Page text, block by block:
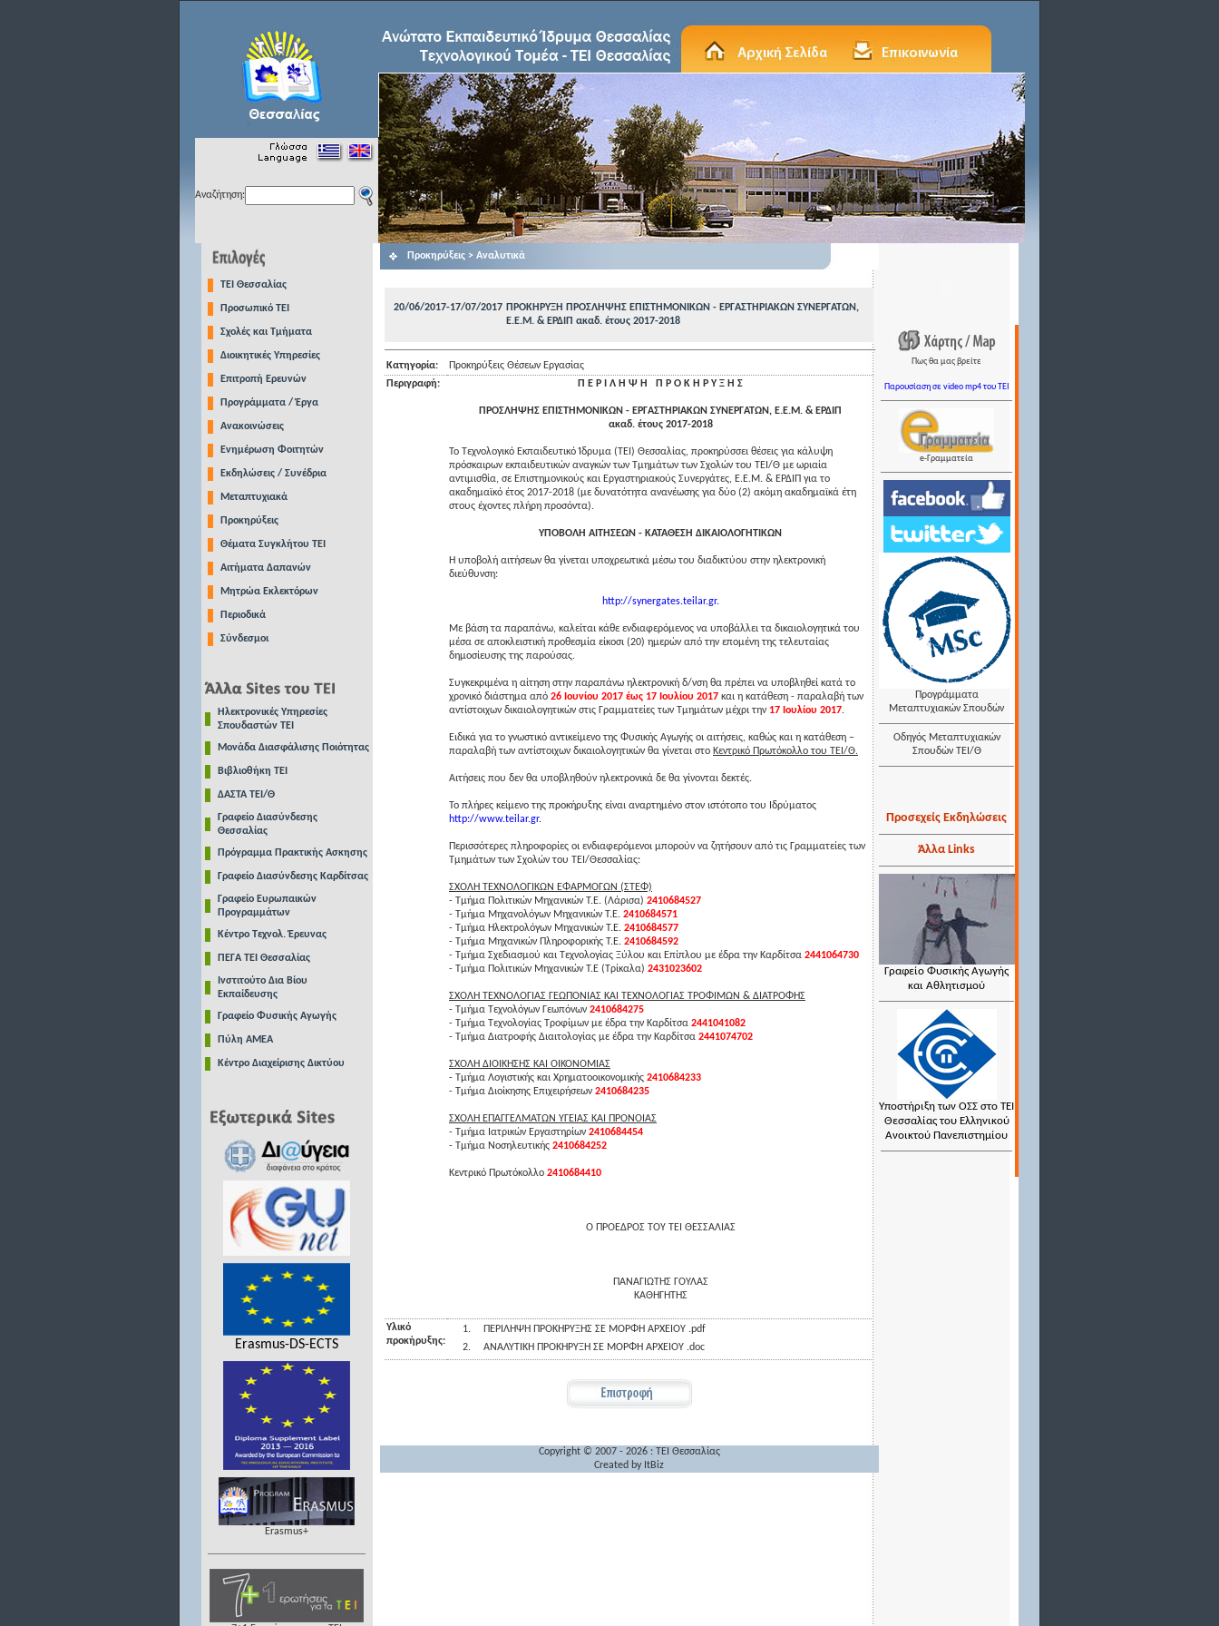
Αναζήτηση:
TEI Θεσσαλίας
Προσωπικό ΤΕΙ
Σχολές και Τμήματα
Διοικητικές Υπηρεσίες
Επιτροπή Ερευνών
Προγράμματα / Έργα
Ανακοινώσεις
Ενημέρωση Φοιτητών
Εκδηλώσεις / Συνέδρια
Μεταπτυχιακά
Προκηρύξεις
Θέματα Συγκλήτου ΤΕΙ
Αιτήματα Δαπανών
Μητρώα Εκλεκτόρων
Περιοδικά
Σύνδεσμοι
Ηλεκτρονικές Υπηρεσίες
Σπουδαστών ΤΕΙ
Μονάδα Διασφάλισης Ποιότητας
Βιβλιοθήκη ΤΕΙ
ΔΑΣΤΑ ΤΕΙ/Θ
Γραφείο Διασύνδεσης
Θεσσαλίας
Πρόγραμμα Πρακτικής Ασκησης
Γραφείο Διασύνδεσης Καρδίτσας
Γραφείο Ευρωπαικών
Προγραμμάτων
Κέντρο Τεχνολ. Έρευνας
ΠΕΓΑ ΤΕΙ Θεσσαλίας
Ινστιτούτο Δια Βίου
Εκπαίδευσης
Γραφείο Φυσικής Αγωγής
Πύλη ΑΜΕΑ
Κέντρο Διαχείρισης Δικτύου
Erasmus-DS-ECTS
Erasmus+
Προκηρύξεις > Αναλυτικά
20/06/2017-17/07/2017 ΠΡΟΚΗΡΥΞΗ ΠΡΟΣΛΗΨΗΣ ΕΠΙΣΤΗΜΟΝΙΚΩΝ - ΕΡΓΑΣΤΗΡΙΑΚΩΝ ΣΥΝΕΡΓΑΤΩΝ,
E.E.M. & EΡΔΙΠ ακαδ. έτους 2017-2018
Κατηγορία:
Προκηρύξεις Θέσεων Εργασίας
Περιγραφή:
Π Ε Ρ Ι Λ Η Ψ Η Π Ρ Ο Κ Η Ρ Υ Ξ Η Σ
ΠΡΟΣΛΗΨΗΣ ΕΠΙΣΤΗΜΟΝΙΚΩΝ - ΕΡΓΑΣΤΗΡΙΑΚΩΝ ΣΥΝΕΡΓΑΤΩΝ, E.E.M. & EΡΔΙΠ
ακαδ. έτους 2017-2018
Το Τεχνολογικό Εκπαιδευτικό Ίδρυμα (ΤΕΙ) Θεσσαλίας, προκηρύσσει θέσεις για κάλυψη
πρόσκαιρων εκπαιδευτικών αναγκών των Τμημάτων των Σχολών του ΤΕΙ/Θ με ωριαία
αντιμισθία, σε Επιστημονικούς και Εργαστηριακούς Συνεργάτες, Ε.Ε.Μ. & ΕΡΔΙΠ για το
ακαδημαϊκό έτος 2017-2018 (με δυνατότητα ανανέωσης για δύο (2) ακόμη ακαδημαϊκά έτη
στους έχοντες πλήρη προσόντα).
ΥΠΟΒΟΛΗ ΑΙΤΗΣΕΩΝ - ΚΑΤΑΘΕΣΗ ΔΙΚΑΙΟΛΟΓΗΤΙΚΩΝ
Η υποβολή αιτήσεων θα γίνεται υποχρεωτικά μέσω του διαδικτύου στην ηλεκτρονική
διεύθυνση:
http://synergates.teilar.gr.
Με βάση τα παραπάνω, καλείται κάθε ενδιαφερόμενος να υποβάλλει τα δικαιολογητικά του
μέσα σε αποκλειστική προθεσμία είκοσι (20) ημερών από την επομένη της τελευταίας
δημοσίευσης της παρούσας.
Συγκεκριμένα η αίτηση στην παραπάνω ηλεκτρονική δ/νση θα πρέπει να υποβληθεί κατά το
χρονικό διάστημα από 26 Ιουνίου 2017 έως 17 Ιουλίου 2017 και η κατάθεση - παραλαβή των
αντίστοιχων δικαιολογητικών στις Γραμματείες των Τμημάτων μέχρι την 17 Ιουλίου 2017.
Ειδικά για το γνωστικό αντικείμενο της Φυσικής Αγωγής οι αιτήσεις, καθώς και η κατάθεση –
παραλαβή των αντίστοιχων δικαιολογητικών θα γίνεται στο Κεντρικό Πρωτόκολλο του ΤΕΙ/Θ.
Αιτήσεις που δεν θα υποβληθούν ηλεκτρονικά δε θα γίνονται δεκτές.
Το πλήρες κείμενο της προκήρυξης είναι αναρτημένο στον ιστότοπο του Ιδρύματος
http://www.teilar.gr.
Περισσότερες πληροφορίες οι ενδιαφερόμενοι μπορούν να ζητήσουν από τις Γραμματείες των
Τμημάτων των Σχολών του ΤΕΙ/Θεσσαλίας:
ΣΧΟΛΗ ΤΕΧΝΟΛΟΓΙΚΩΝ ΕΦΑΡΜΟΓΩΝ (ΣΤΕΦ)
- Τμήμα Πολιτικών Μηχανικών Τ.Ε. (Λάρισα) 2410684527
- Τμήμα Μηχανολόγων Μηχανικών Τ.Ε. 2410684571
- Τμήμα Ηλεκτρολόγων Μηχανικών Τ.Ε. 2410684577
- Τμήμα Μηχανικών Πληροφορικής Τ.Ε. 2410684592
- Τμήμα Σχεδιασμού και Τεχνολογίας Ξύλου και Επίπλου με έδρα την Καρδίτσα 2441064730
- Τμήμα Πολιτικών Μηχανικών Τ.Ε (Τρίκαλα) 2431023602
ΣΧΟΛΗ ΤΕΧΝΟΛΟΓΙΑΣ ΓΕΩΠΟΝΙΑΣ ΚΑΙ ΤΕΧΝΟΛΟΓΙΑΣ ΤΡΟΦΙΜΩΝ & ΔΙΑΤΡΟΦΗΣ
- Τμήμα Τεχνολόγων Γεωπόνων 2410684275
- Τμήμα Τεχνολογίας Τροφίμων με έδρα την Καρδίτσα 2441041082
- Τμήμα Διατροφής Διαιτολογίας με έδρα την Καρδίτσα 2441074702
ΣΧΟΛΗ ΔΙΟΙΚΗΣΗΣ ΚΑΙ ΟΙΚΟΝΟΜΙΑΣ
- Τμήμα Λογιστικής και Χρηματοοικονομικής 2410684233
- Τμήμα Διοίκησης Επιχειρήσεων 2410684235
ΣΧΟΛΗ ΕΠΑΓΓΕΛΜΑΤΩΝ ΥΓΕΙΑΣ ΚΑΙ ΠΡΟΝΟΙΑΣ
- Τμήμα Ιατρικών Εργαστηρίων 2410684454
- Τμήμα Νοσηλευτικής 2410684252
Κεντρικό Πρωτόκολλο 2410684410
Ο ΠΡΟΕΔΡΟΣ ΤΟΥ ΤΕΙ ΘΕΣΣΑΛΙΑΣ
ΠΑΝΑΓΙΩΤΗΣ ΓΟΥΛΑΣ
ΚΑΘΗΓΗΤΗΣ
Υλικό
προκήρυξης:
1.
ΠΕΡΙΛΗΨΗ ΠΡΟΚΗΡΥΞΗΣ ΣΕ ΜΟΡΦΗ ΑΡΧΕΙΟΥ .pdf
2.
ΑΝΑΛΥΤΙΚΗ ΠΡΟΚΗΡΥΞΗ ΣΕ ΜΟΡΦΗ ΑΡΧΕΙΟΥ .doc
Πως θα μας βρείτε
Παρουσίαση σε video mp4 του TEI
e-Γραμματεία
Προγράμματα
Μεταπτυχιακών Σπουδών
Οδηγός Μεταπτυχιακών
Σπουδών ΤΕΙ/Θ
Προσεχείς Εκδηλώσεις
Άλλα Links
Γραφείο Φυσικής Αγωγής
και Αθλητισμού
Υποστήριξη των ΟΣΣ στο ΤΕΙ
Θεσσαλίας του Ελληνικού
Ανοικτού Πανεπιστημίου
Copyright © 2007 - 2026 : TEI Θεσσαλίας
Created by ItBiz